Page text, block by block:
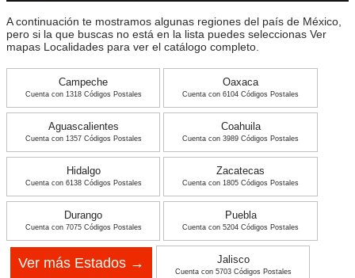
A continuación te mostramos algunas regiones del país de México,
pero si la que buscas no está en la lista puedes seleccionas Ver
mapas Localidades para ver el catálogo completo.
Campeche
Cuenta con 1318 Códigos Postales
Oaxaca
Cuenta con 6104 Códigos Postales
Aguascalientes
Cuenta con 1357 Códigos Postales
Coahuila
Cuenta con 3989 Códigos Postales
Hidalgo
Cuenta con 6138 Códigos Postales
Zacatecas
Cuenta con 1805 Códigos Postales
Durango
Cuenta con 7075 Códigos Postales
Puebla
Cuenta con 5204 Códigos Postales
Jalisco
Cuenta con 5703 Códigos Postales
Ver más Estados →